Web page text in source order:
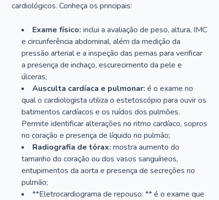
cardiológicos. Conheça os principais:
Exame físico: inclui a avaliação de peso, altura, IMC
e circunferência abdominal, além da medição da
pressão arterial e a inspeção das pernas para verificar
a presença de inchaço, escurecimento da pele e
úlceras;
Ausculta cardíaca e pulmonar: é o exame no
qual o cardiologista utiliza o estetoscópio para ouvir os
batimentos cardíacos e os ruídos dos pulmões.
Permite identificar alterações no ritmo cardíaco, sopros
no coração e presença de líquido no pulmão;
Radiografia de tórax: mostra aumento do
tamanho do coração ou dos vasos sanguíneos,
entupimentos da aorta e presença de secreções no
pulmão;
**Eletrocardiograma de repouso: ** é o exame que